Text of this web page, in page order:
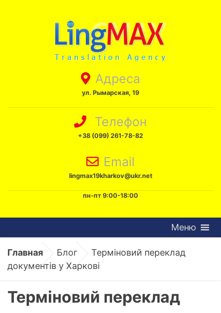
Адреса
ул. Рымарская, 19
Телефон
+38 (099) 261-78-82
Email
lingmax19kharkov@ukr.net
пн-пт 9:00-18:00
Меню
Главная Блог Терміновий переклад
документів у Харкові
Терміновий переклад